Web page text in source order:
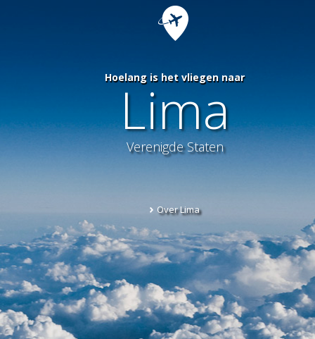
Hoelang is het vliegen naar
Lima
Verenigde Staten
Over Lima